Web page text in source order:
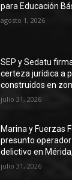
para Educación
agosto 1, 2026
SEP y Sedatu
certeza jurídica a
construidos en
julio 31, 2026
Marina y Fuerzas
presunto
delictivo en
julio 31, 2026